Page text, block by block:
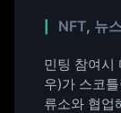
NFT, 뉴
민팅 참여시
우)가 스코
류소와 협업